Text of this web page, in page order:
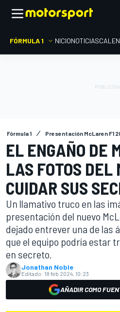
FÓRMULA 1 INICIONOTICIAS
Fórmula 1 Presentación McLaren F1
EL ENGAÑO DE
LAS FOTOS DEL
CUIDAR SUS
Un llamativo truco en las
presentación del nuevo
dejado entrever una de las
que el equipo podría estar
en secreto.
Jonathan Noble
Editado: 18 feb 2024, 10:23
AÑADIR COMO